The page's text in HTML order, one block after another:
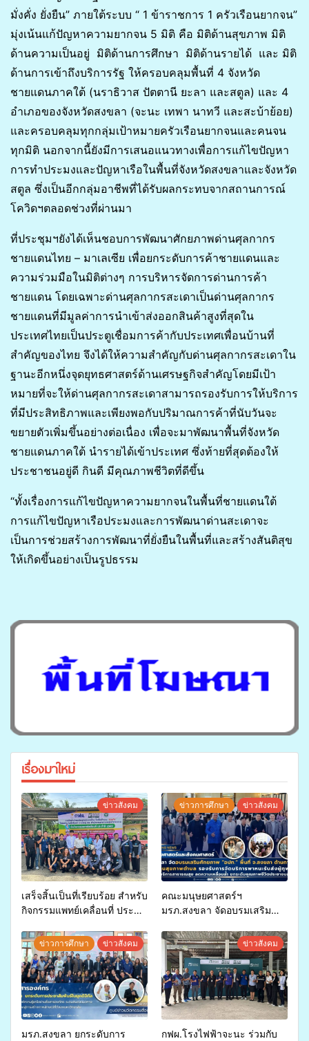
มั่งคั่ง ยั่งยืน” ภายใต้ระบบ “ 1 ข้าราชการ 1 ครัวเรือนยากจน”
มุ่งเน้นแก้ปัญหาความยากจน 5 มิติ คือ มิติด้านสุขภาพ มิติ
ด้านความเป็นอยู่ มิติด้านการศึกษา มิติด้านรายได้ และ มิติ
ด้านการเข้าถึงบริการรัฐ ให้ครอบคลุมพื้นที่ 4 จังหวัด
ชายแดนภาคใต้ (นราธิวาส ปัตตานี ยะลา และสตูล) และ 4
อำเภอของจังหวัดสงขลา (จะนะ เทพา นาทวี และสะบ้าย้อย)
และครอบคลุมทุกกลุ่มเป้าหมายครัวเรือนยากจนและคนจน
ทุกมิติ นอกจากนี้ยังมีการเสนอแนวทางเพื่อการแก้ไขปัญหา
การทำประมงและปัญหาเรือในพื้นที่จังหวัดสงขลาและจังหวัด
สตูล ซึ่งเป็นอีกกลุ่มอาชีพที่ได้รับผลกระทบจากสถานการณ์
โควิดฯตลอดช่วงที่ผ่านมา
ที่ประชุมฯยังได้เห็นชอบการพัฒนาศักยภาพด่านศุลกากร
ชายแดนไทย – มาเลเซีย เพื่อยกระดับการค้าชายแดนและ
ความร่วมมือในมิติต่างๆ การบริหารจัดการด่านการค้า
ชายแดน โดยเฉพาะด่านศุลกากรสะเดาเป็นด่านศุลกากร
ชายแดนที่มีมูลค่าการนำเข้าส่งออกสินค้าสูงที่สุดใน
ประเทศไทยเป็นประตูเชื่อมการค้ากับประเทศเพื่อนบ้านที่
สำคัญของไทย จึงได้ให้ความสำคัญกับด่านศุลกากรสะเดาใน
ฐานะอีกหนึ่งจุดยุทธศาสตร์ด้านเศรษฐกิจสำคัญโดยมีเป้า
หมายที่จะให้ด่านศุลกากรสะเดาสามารถรองรับการให้บริการ
ที่มีประสิทธิภาพและเพียงพอกับปริมาณการค้าที่นับวันจะ
ขยายตัวเพิ่มขึ้นอย่างต่อเนื่อง เพื่อจะมาพัฒนาพื้นที่จังหวัด
ชายแดนภาคใต้ นำรายได้เข้าประเทศ ซึ่งท้ายที่สุดต้องให้
ประชาชนอยู่ดี กินดี มีคุณภาพชีวิตที่ดีขึ้น
“ทั้งเรื่องการแก้ไขปัญหาความยากจนในพื้นที่ชายแดนใต้
การแก้ไขปัญหาเรือประมงและการพัฒนาด่านสะเดาจะ
เป็นการช่วยสร้างการพัฒนาที่ยั่งยืนในพื้นที่และสร้างสันติสุข
ให้เกิดขึ้นอย่างเป็นรูปธรรม
เรื่องมาใหม่
ข่าวสังคม
เสร็จสิ้นเป็นที่เรียบร้อย สำหรับ
กิจกรรมแพทย์เคลื่อนที่ ประจำ
สุขภาพแก่ประชาชนในพื้นที่
อำเภอจะนะ
ข่าวการศึกษา ข่าวสังคม
คณะมนุษยศาสตร์ฯ
มรภ.สงขลา จัดอบรมเสริม
จ่ายงบกองทุนสุขภาพตำบล
รองรับการจัดบริการพาหนะรับ
ส่งผู้ทุพพลภาพเพื่อเข้ารับ
บริการสาธารณสุข ลดความ
เหลื่อมล้ำ ยกระดับคุณภาพ
ชีวิตประชาชนอย่างยั่งยืน
ข่าวการศึกษา ข่าวสังคม
มรภ.สงขลา ยกระดับการ
ข่าวสังคม
กฟผ.โรงไฟฟ้าจะนะ ร่วมกับ